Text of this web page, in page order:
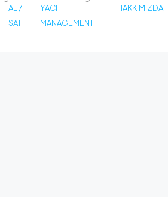
AL /
SAT
YACHT
MANAGEMENT
HAKKIMIZDA